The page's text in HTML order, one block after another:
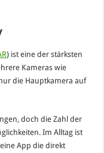
) ist eine der stärksten
Kameras wie
die Hauptkamera auf
doch die Zahl der
Im Alltag ist
App die direkt